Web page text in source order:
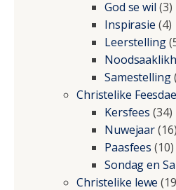
God se wil (3)
Inspirasie (4)
Leerstelling
Samestelling
Christelike Feesdae
Kersfees (34)
Nuwejaar(16)
Paasfees (10)
Sondag en
Christelike lewe